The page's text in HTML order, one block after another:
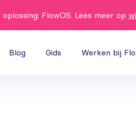
FlowOS. Lees meer op
Blog Gids Werken bij